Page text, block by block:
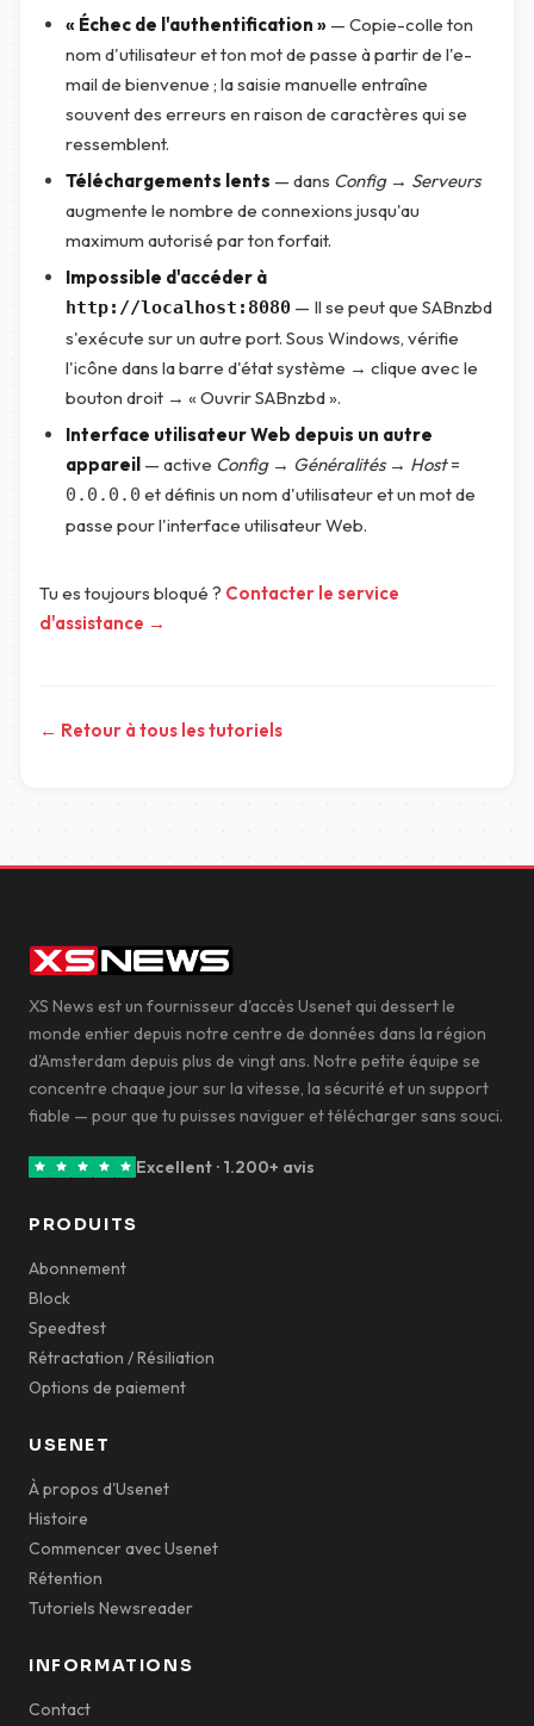
« Échec de l'authentification » — Copie-colle ton
nom d'utilisateur et ton mot de passe à partir de l'e-
mail de bienvenue ; la saisie manuelle entraîne
souvent des erreurs en raison de caractères qui se
ressemblent.
Téléchargements lents — dans Config → Serveurs
augmente le nombre de connexions jusqu'au
maximum autorisé par ton forfait.
Impossible d'accéder à
http://localhost:8080 — Il se peut que SABnzbd
s'exécute sur un autre port. Sous Windows, vérifie
l'icône dans la barre d'état système → clique avec le
bouton droit → « Ouvrir SABnzbd ».
Interface utilisateur Web depuis un autre
appareil — active Config → Généralités → Host=
0.0.0.0 et définis un nom d'utilisateur et un mot de
passe pour l'interface utilisateur Web.
Tu es toujours bloqué ? Contacter le service
d'assistance →
← Retour à tous les tutoriels
XS News est un fournisseur d'accès Usenet qui dessert le
monde entier depuis notre centre de données dans la région
d'Amsterdam depuis plus de vingt ans. Notre petite équipe se
concentre chaque jour sur la vitesse, la sécurité et un support
fiable — pour que tu puisses naviguer et télécharger sans souci.
Excellent · 1.200+ avis
PRODUITS
Abonnement
Block
Speedtest
Rétractation / Résiliation
Options de paiement
USENET
À propos d'Usenet
Histoire
Commencer avec Usenet
Rétention
Tutoriels Newsreader
INFORMATIONS
Contact